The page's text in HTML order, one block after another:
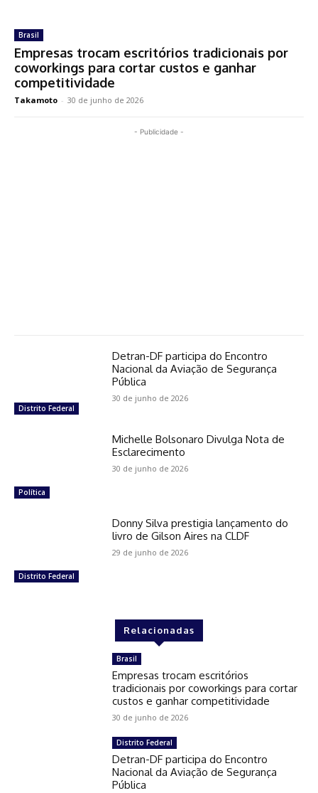
Brasil
Empresas trocam escritórios tradicionais por
coworkings para cortar custos e ganhar
competitividade
Takamoto - 30 de junho de 2026
- Publicidade -
Distrito Federal
Detran-DF participa do Encontro
Nacional da Aviação de Segurança
Pública
30 de junho de 2026
Política
Michelle Bolsonaro Divulga Nota de
Esclarecimento
30 de junho de 2026
Distrito Federal
Donny Silva prestigia lançamento do
livro de Gilson Aires na CLDF
29 de junho de 2026
Relacionadas
Brasil
Empresas trocam escritórios
tradicionais por coworkings para cortar
custos e ganhar competitividade
30 de junho de 2026
Distrito Federal
Detran-DF participa do Encontro
Nacional da Aviação de Segurança
Pública